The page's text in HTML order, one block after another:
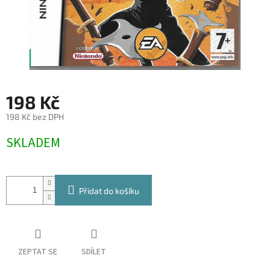
198 Kč
198 Kč bez DPH
cena:
SKLADEM
Přidat do košíku
ZEPTAT SE SDÍLET